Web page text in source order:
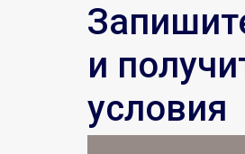
и
условия